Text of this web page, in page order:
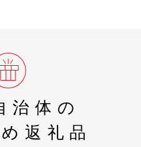
治体の
返礼品